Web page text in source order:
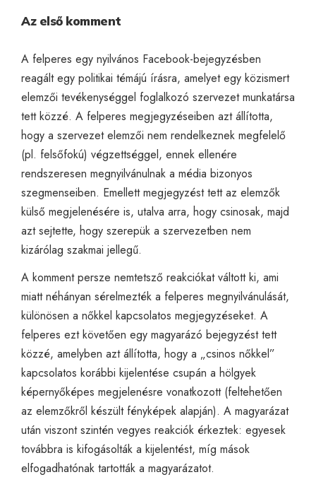
Az első komment
A felperes egy nyilvános Facebook-bejegyzésben
reagált egy politikai témájú írásra, amelyet egy közismert
elemzői tevékenységgel foglalkozó szervezet munkatársa
tett közzé. A felperes megjegyzéseiben azt állította,
hogy a szervezet elemzői nem rendelkeznek megfelelő
(pl. felsőfokú) végzettséggel, ennek ellenére
rendszeresen megnyilvánulnak a média bizonyos
szegmenseiben. Emellett megjegyzést tett az elemzők
külső megjelenésére is, utalva arra, hogy csinosak, majd
azt sejtette, hogy szerepük a szervezetben nem
kizárólag szakmai jellegű.
A komment persze nemtetsző reakciókat váltott ki, ami
miatt néhányan sérelmezték a felperes megnyilvánulását,
különösen a nőkkel kapcsolatos megjegyzéseket. A
felperes ezt követően egy magyarázó bejegyzést tett
közzé, amelyben azt állította, hogy a „csinos nőkkel”
kapcsolatos korábbi kijelentése csupán a hölgyek
képernyőképes megjelenésre vonatkozott (feltehetően
az elemzőkről készült fényképek alapján). A magyarázat
után viszont szintén vegyes reakciók érkeztek: egyesek
továbbra is kifogásolták a kijelentést, míg mások
elfogadhatónak tartották a magyarázatot.